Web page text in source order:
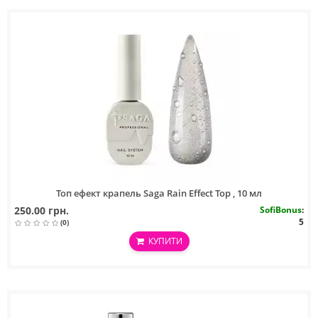
Топ ефект крапель Saga Rain Effect Top , 10 мл
250.00 грн.
(0)
SofiBonus:
5
КУПИТИ